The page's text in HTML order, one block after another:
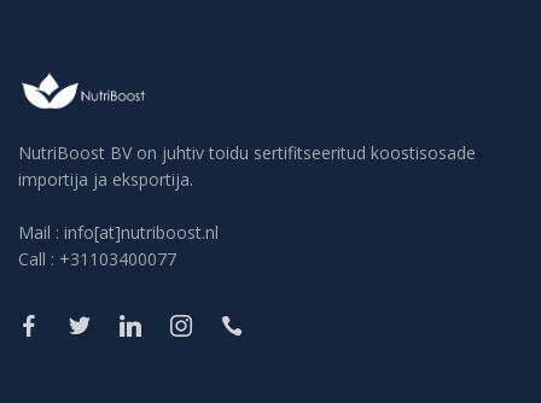
NutriBoost BV on juhtiv toidu sertifitseeritud koostisosade
importija ja eksportija.
Mail : info[at]nutriboost.nl
Call : +31103400077